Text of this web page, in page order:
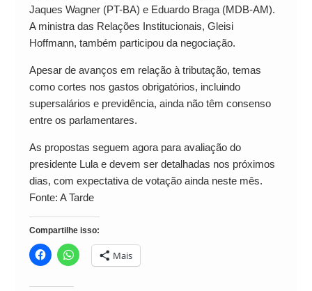
Jaques Wagner (PT-BA) e Eduardo Braga (MDB-AM).
A ministra das Relações Institucionais, Gleisi
Hoffmann, também participou da negociação.
Apesar de avanços em relação à tributação, temas
como cortes nos gastos obrigatórios, incluindo
supersalários e previdência, ainda não têm consenso
entre os parlamentares.
As propostas seguem agora para avaliação do
presidente Lula e devem ser detalhadas nos próximos
dias, com expectativa de votação ainda neste mês.
Fonte: A Tarde
Compartilhe isso:
Mais